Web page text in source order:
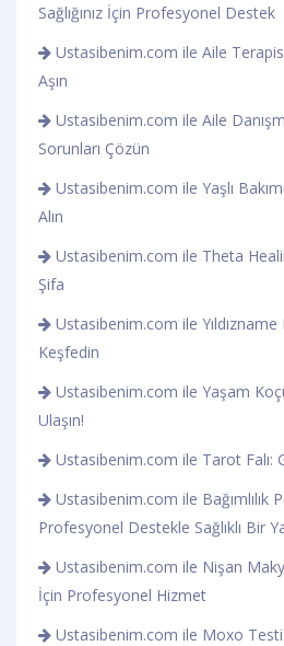
Sağlığınız İçin Profesyonel Destek
Ustasibenim.com ile Aile
Aşın
Ustasibenim.com ile Aile
Sorunları Çözün
Ustasibenim.com ile Yaşlı
Alın
Ustasibenim.com ile Theta
Şifa
Ustasibenim.com ile
Keşfedin
Ustasibenim.com ile Yaşam
Ulaşın!
Ustasibenim.com ile Tarot Falı:
Ustasibenim.com ile Bağımlılık
Profesyonel Destekle Sağlıklı Bir
Ustasibenim.com ile Nişan
İçin Profesyonel Hizmet
Ustasibenim.com ile Moxo